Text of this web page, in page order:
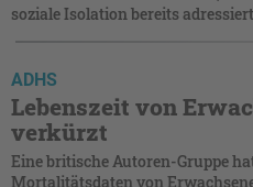
soziale Isolation bereits
ADHS
Lebenszeit von
verkürzt
Eine britische Autoren-Gruppe
Mortalitätsdaten von